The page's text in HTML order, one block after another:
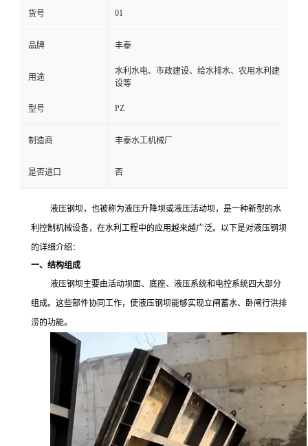
货号 01
品牌 丰泰
用途
水利水电、市政建设、给水排水、农用水利建
设等
型号 PZ
制造商 丰泰水工机械厂
是否进口 否
液压钢坝，也被称为液压升降坝或液压活动坝，是一种新型的水
利控制机械设备，在水利工程中的应用越来越广泛。以下是对液压钢坝
的详细介绍：
一、结构组成
液压钢坝主要由活动坝面、底座、液压系统和电控系统四大部分
组成。这些部件协同工作，使液压钢坝能够实现立闸蓄水、卧闸行洪排
涝的功能。